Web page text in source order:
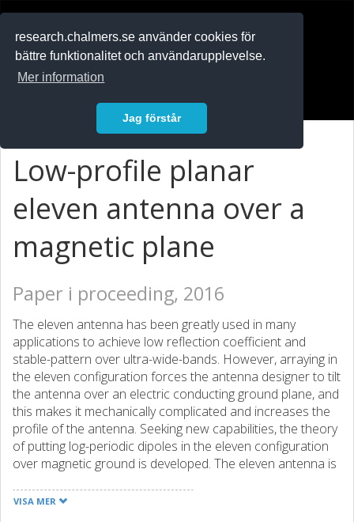
research.chalmers.se använder cookies för
bättre funktionalitet och användarupplevelse.
Mer information
Jag förstår
Low-profile planar
eleven antenna over a
magnetic plane
Paper i proceeding, 2016
The eleven antenna has been greatly used in many
applications to achieve low reflection coefficient and
stable-pattern over ultra-wide-bands. However, arraying in
the eleven configuration forces the antenna designer to tilt
the antenna over an electric conducting ground plane, and
this makes it mechanically complicated and increases the
profile of the antenna. Seeking new capabilities, the theory
of putting log-periodic dipoles in the eleven configuration
over magnetic ground is developed. The eleven antenna is
performance for a single-pair of dipoles and five-pairs of
VISA MER